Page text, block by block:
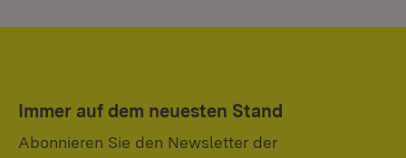
Immer auf dem neuesten Stand
Abonnieren Sie den Newsletter der